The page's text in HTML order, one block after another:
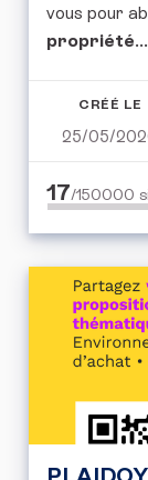
vous pour
propriété...
CRÉÉ LE
25/05/
17/150000